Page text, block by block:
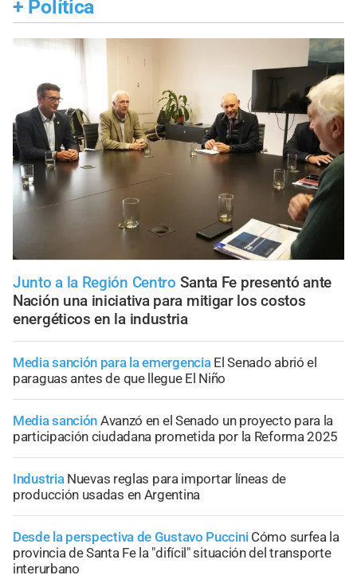
+ Política
Junto a la Región Centro Santa Fe presentó ante
Nación una iniciativa para mitigar los costos
energéticos en la industria
Media sanción para la emergencia El Senado abrió el
paraguas antes de que llegue El Niño
Media sanción Avanzó en el Senado un proyecto para la
participación ciudadana prometida por la Reforma 2025
Industria Nuevas reglas para importar líneas de
producción usadas en Argentina
Desde la perspectiva de Gustavo Puccini Cómo surfea la
provincia de Santa Fe la "difícil" situación del transporte
interurbano